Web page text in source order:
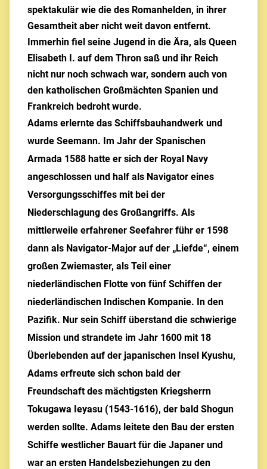
spektakulär wie die des Romanhelden, in ihrer
Gesamtheit aber nicht weit davon entfernt.
Immerhin fiel seine Jugend in die Ära, als Queen
Elisabeth I. auf dem Thron saß und ihr Reich
nicht nur noch schwach war, sondern auch von
den katholischen Großmächten Spanien und
Frankreich bedroht wurde.
Adams erlernte das Schiffsbauhandwerk und
wurde Seemann. Im Jahr der Spanischen
Armada 1588 hatte er sich der Royal Navy
angeschlossen und half als Navigator eines
Versorgungsschiffes mit bei der
Niederschlagung des Großangriffs. Als
mittlerweile erfahrener Seefahrer führ er 1598
dann als Navigator-Major auf der „Liefde“, einem
großen Zwiemaster, als Teil einer
niederländischen Flotte von fünf Schiffen der
niederländischen Indischen Kompanie. In den
Pazifik. Nur sein Schiff überstand die schwierige
Mission und strandete im Jahr 1600 mit 18
Überlebenden auf der japanischen Insel Kyushu,
Adams erfreute sich schon bald der
Freundschaft des mächtigsten Kriegsherrn
Tokugawa Ieyasu (1543-1616), der bald Shogun
werden sollte. Adams leitete den Bau der ersten
Schiffe westlicher Bauart für die Japaner und
war an ersten Handelsbeziehungen zu den